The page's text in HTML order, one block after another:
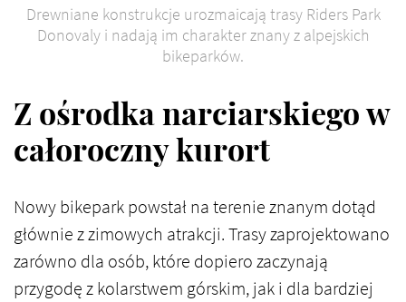
Drewniane konstrukcje urozmaicają trasy Riders Park
Donovaly i nadają im charakter znany z alpejskich
bikeparków.
Z ośrodka narciarskiego w
całoroczny kurort
Nowy bikepark powstał na terenie znanym dotąd
głównie z zimowych atrakcji. Trasy zaprojektowano
zarówno dla osób, które dopiero zaczynają
przygodę z kolarstwem górskim, jak i dla bardziej